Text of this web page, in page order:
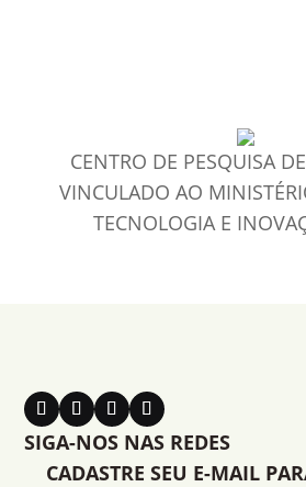
CENTRO DE PESQUISA
VINCULADO AO
TECNOLOGIA E
SIGA-NOS NAS REDES
CADASTRE SEU E-MAIL